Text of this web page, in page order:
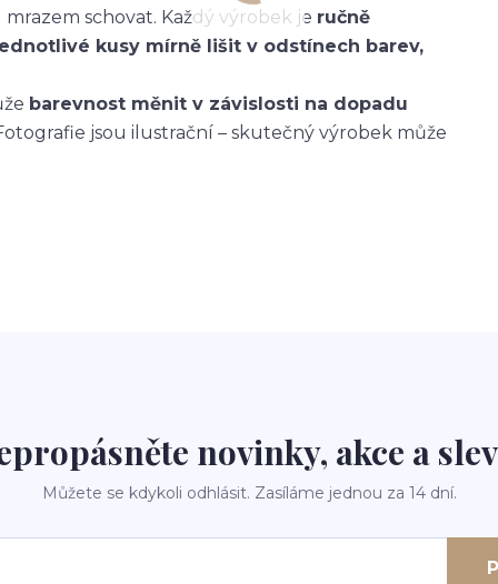
schovat. Každý výrobek je ručně
kusy mírně lišit v odstínech barev,
barevnost měnit v závislosti na dopadu
jsou ilustrační – skutečný výrobek může
novinky, akce a
Můžete se kdykoli odhlásit. Zasíláme jednou za 14 dní.